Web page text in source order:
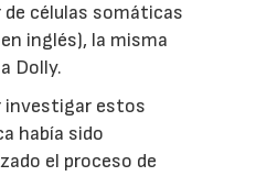
células somáticas
inglés), la misma
Dolly.
investigar estos
había sido
el proceso de